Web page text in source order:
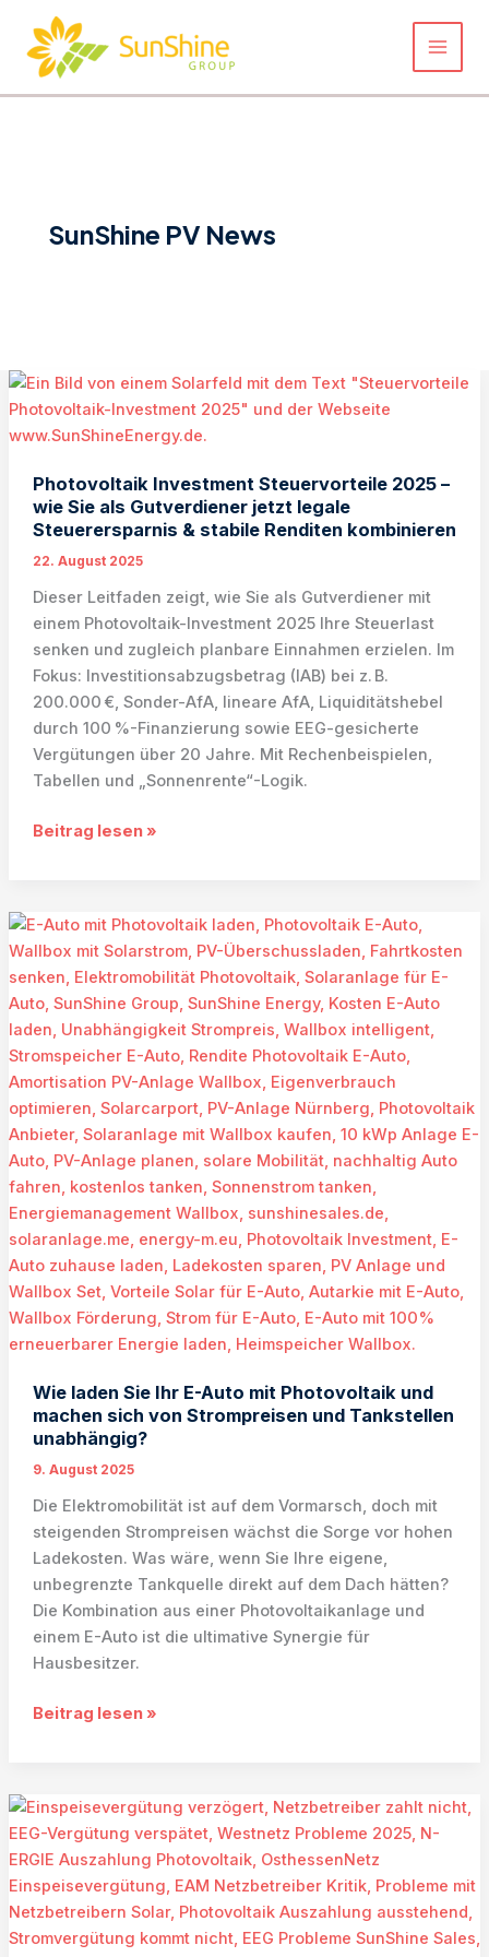
Inhalt
springen
SunShine PV News
Photovoltaik Investment Steuervorteile 2025 –
wie Sie als Gutverdiener jetzt legale
Steuerersparnis & stabile Renditen kombinieren
22. August 2025
Dieser Leitfaden zeigt, wie Sie als Gutverdiener mit
einem Photovoltaik-Investment 2025 Ihre Steuerlast
senken und zugleich planbare Einnahmen erzielen. Im
Fokus: Investitionsabzugsbetrag (IAB) bei z. B.
200.000 €, Sonder-AfA, lineare AfA, Liquiditätshebel
durch 100 %-Finanzierung sowie EEG-gesicherte
Vergütungen über 20 Jahre. Mit Rechenbeispielen,
Tabellen und „Sonnenrente“-Logik.
Photovoltaik
–
wie
Sie
als
Gutverdiener
jetzt
legale
Steuerersparnis
&
stabile
Renditen
kombinieren
Beitrag lesen »
Wie laden Sie Ihr E-Auto mit Photovoltaik und
machen sich von Strompreisen und Tankstellen
unabhängig?
9. August 2025
Die Elektromobilität ist auf dem Vormarsch, doch mit
steigenden Strompreisen wächst die Sorge vor hohen
Ladekosten. Was wäre, wenn Sie Ihre eigene,
unbegrenzte Tankquelle direkt auf dem Dach hätten?
Die Kombination aus einer Photovoltaikanlage und
einem E-Auto ist die ultimative Synergie für
Hausbesitzer.
Wie
E-
Auto
mit
Photovoltaik
und
machen
Beitrag lesen »